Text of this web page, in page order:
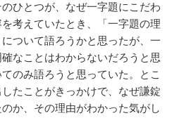
ひとつが、なぜ一字題にこだわ
考えていたとき、「一字題の理
ついて語ろうかと思ったが、一
なことはわからないだろうと思
のみ語ろうと思っていた。とこ
たことがきっかけで、なぜ謙錠
か、その理由がわかった気がし